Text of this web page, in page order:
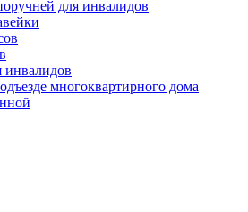
для инвалидов
инвалидов
многоквартирного дома